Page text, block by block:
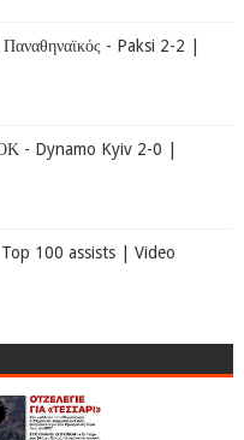
- Paksi 2-2 |
- Dynamo Kyiv 2-0 |
100 assists | Video